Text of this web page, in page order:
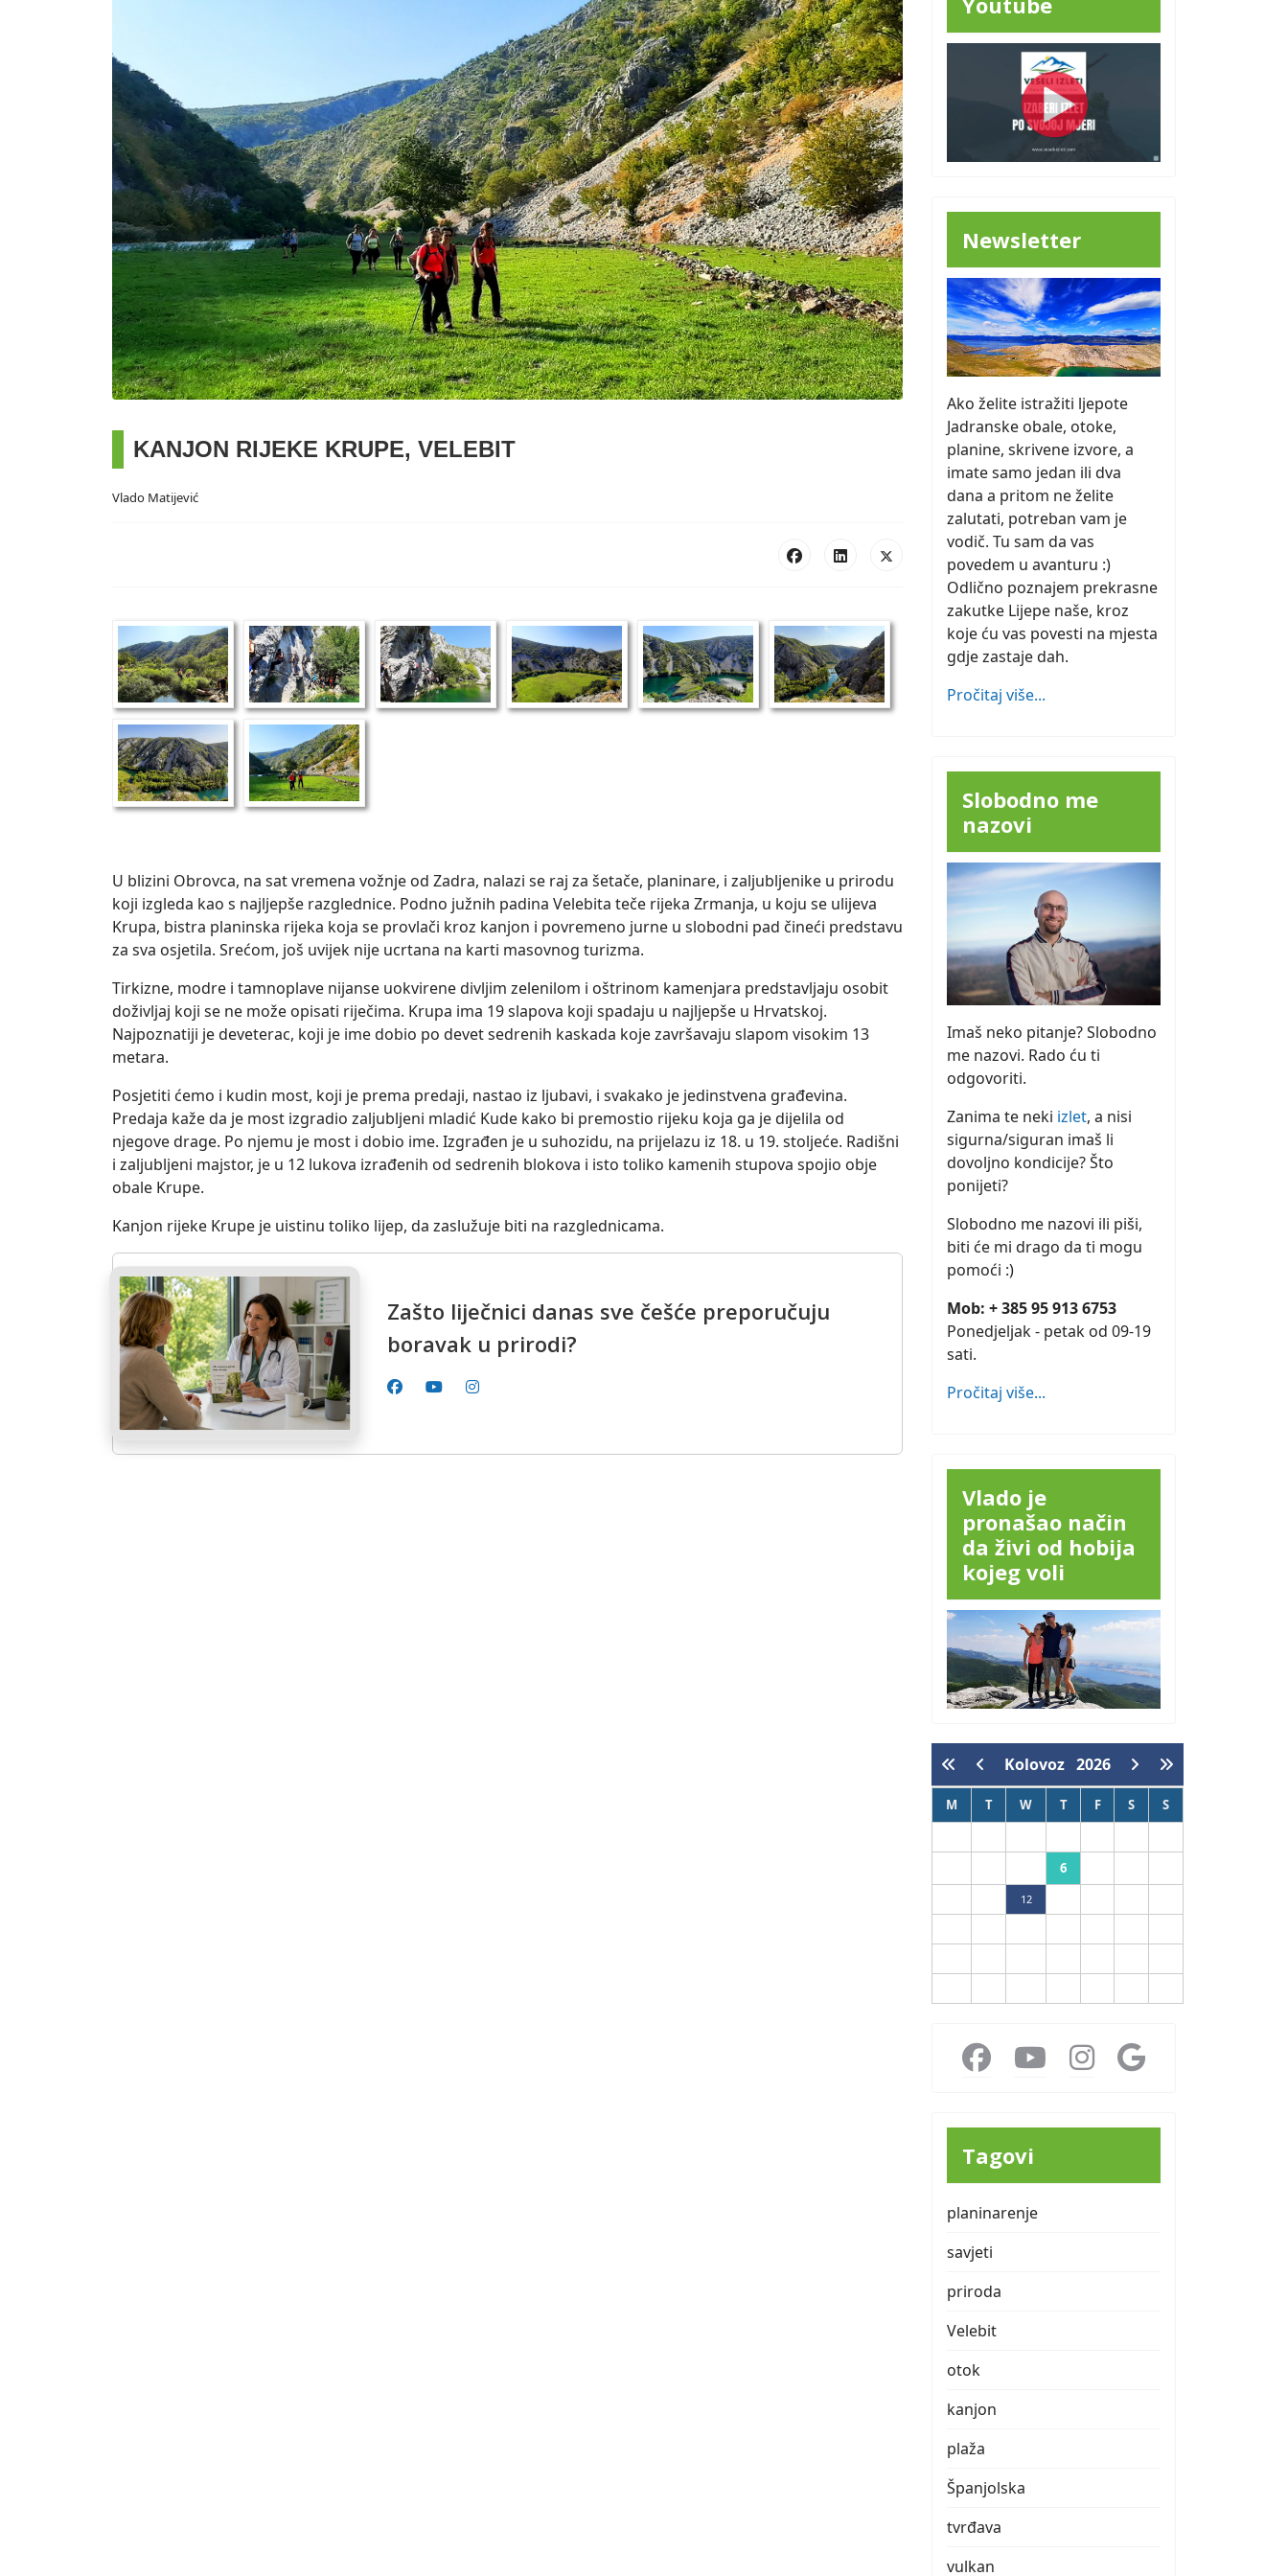
KANJON RIJEKE KRUPE, VELEBIT
Vlado Matijević
U blizini Obrovca, na sat vremena vožnje od Zadra, nalazi se raj za šetače, planinare, i zaljubljenike u prirodu
koji izgleda kao s najljepše razglednice. Podno južnih padina Velebita teče rijeka Zrmanja, u koju se ulijeva
Krupa, bistra planinska rijeka koja se provlači kroz kanjon i povremeno jurne u slobodni pad čineći predstavu
za sva osjetila. Srećom, još uvijek nije ucrtana na karti masovnog turizma.
Tirkizne, modre i tamnoplave nijanse uokvirene divljim zelenilom i oštrinom kamenjara predstavljaju osobit
doživljaj koji se ne može opisati riječima. Krupa ima 19 slapova koji spadaju u najljepše u Hrvatskoj.
Najpoznatiji je deveterac, koji je ime dobio po devet sedrenih kaskada koje završavaju slapom visokim 13
metara.
Posjetiti ćemo i kudin most, koji je prema predaji, nastao iz ljubavi, i svakako je jedinstvena građevina.
Predaja kaže da je most izgradio zaljubljeni mladić Kude kako bi premostio rijeku koja ga je dijelila od
njegove drage. Po njemu je most i dobio ime. Izgrađen je u suhozidu, na prijelazu iz 18. u 19. stoljeće. Radišni
i zaljubljeni majstor, je u 12 lukova izrađenih od sedrenih blokova i isto toliko kamenih stupova spojio obje
obale Krupe.
Kanjon rijeke Krupe je uistinu toliko lijep, da zaslužuje biti na razglednicama.
Zašto liječnici danas sve češće preporučuju
boravak u prirodi?
Newsletter
Ako želite istražiti ljepote
Jadranske obale, otoke,
planine, skrivene izvore, a
imate samo jedan ili dva
dana a pritom ne želite
zalutati, potreban vam je
vodič. Tu sam da vas
povedem u avanturu :)
Odlično poznajem prekrasne
zakutke Lijepe naše, kroz
koje ću vas povesti na mjesta
gdje zastaje dah.
Pročitaj više...
Slobodno me
nazovi
Imaš neko pitanje? Slobodno
me nazovi. Rado ću ti
odgovoriti.
Zanima te neki izlet, a nisi
sigurna/siguran imaš li
dovoljno kondicije? Što
ponijeti?
Slobodno me nazovi ili piši,
biti će mi drago da ti mogu
pomoći :)
Mob: + 385 95 913 6753
Ponedjeljak - petak od 09-19
sati.
Pročitaj više...
Vlado je
pronašao način
da živi od hobija
kojeg voli
Kolovoz 2026
M T W T F S S
6
12
Tagovi
planinarenje
savjeti
priroda
Velebit
otok
kanjon
plaža
Španjolska
tvrđava
vulkan